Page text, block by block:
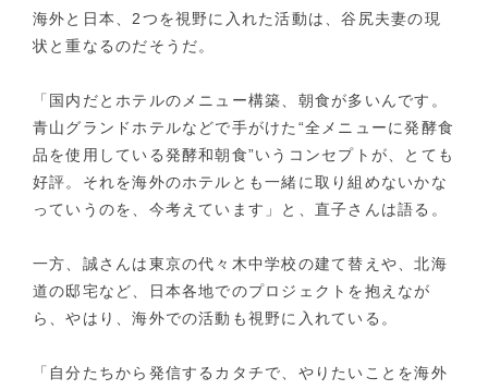
海外と日本、2つを視野に入れた活動は、谷尻夫妻の現
状と重なるのだそうだ。
「国内だとホテルのメニュー構築、朝食が多いんです。
青山グランドホテルなどで手がけた“全メニューに発酵食
品を使用している発酵和朝食”いうコンセプトが、とても
好評。それを海外のホテルとも一緒に取り組めないかな
っていうのを、今考えています」と、直子さんは語る。
一方、誠さんは東京の代々木中学校の建て替えや、北海
道の邸宅など、日本各地でのプロジェクトを抱えなが
ら、やはり、海外での活動も視野に入れている。
「自分たちから発信するカタチで、やりたいことを海外